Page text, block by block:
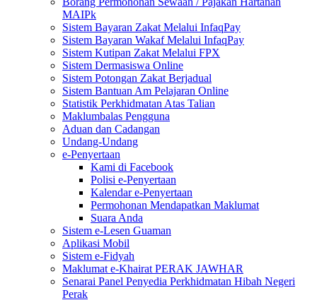
MAIPk
Sistem Bayaran Zakat Melalui InfaqPay
Sistem Bayaran Wakaf Melalui InfaqPay
Sistem Kutipan Zakat Melalui FPX
Sistem Dermasiswa Online
Sistem Potongan Zakat Berjadual
Sistem Bantuan Am Pelajaran Online
Statistik Perkhidmatan Atas Talian
Maklumbalas Pengguna
Aduan dan Cadangan
Undang-Undang
e-Penyertaan
Kami di Facebook
Polisi e-Penyertaan
Kalendar e-Penyertaan
Permohonan Mendapatkan Maklumat
Suara Anda
Sistem e-Lesen Guaman
Aplikasi Mobil
Sistem e-Fidyah
Maklumat e-Khairat PERAK JAWHAR
Senarai Panel Penyedia Perkhidmatan Hibah Negeri
Perak